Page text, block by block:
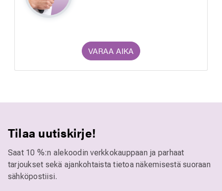
VARAA AIKA
Tilaa uutiskirje!
Saat 10 %:n alekoodin verkkokauppaan ja parhaat
tarjoukset sekä ajankohtaista tietoa näkemisestä suoraan
sähköpostiisi.